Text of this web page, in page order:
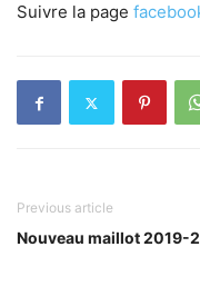
Suivre la page
Previous article
Nouveau maillot 2019-